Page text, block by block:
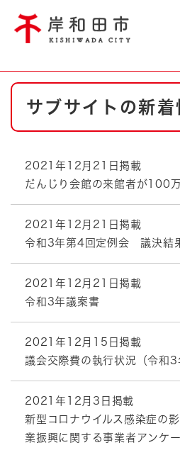
やさしい日本語
文字サイズ 標準 拡大
背景色変更 白 黒 青
防災・緊急情報
ハザードマップ
とじる
本
サブサイトの新着
2021年12月21日掲載
だんじり会館の来館者が100
2021年12月21日掲載
令和3年第4回定例会 議決結
2021年12月21日掲載
令和3年議案書
2021年12月15日掲載
議会交際費の執行状況（令和3
2021年12月3日掲載
新型コロナウイルス感染症の
業振興に関する事業者アンケ